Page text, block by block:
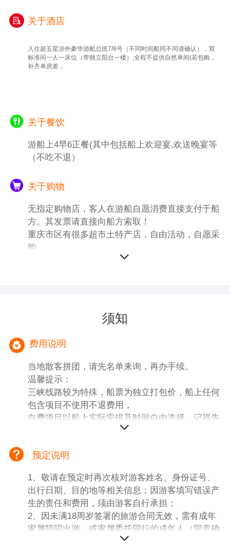
放碑沧白路，地处长江、嘉陵江两江交汇的滨
景观和城市人文景观于一体。以具有巴渝传统
建筑特色的“吊脚楼”风貌为主题，依山就势、
沿江而建....
(所有红岩景点周一闭馆，无法参观，自动改
1、重庆大礼堂如果遇到政府性活动 不能进去
参观,不退任何费用！
实际情况调整景点游览顺序，重庆市内游为赠
然因素造成无法游览或自愿放弃，不退任何费
用！
3、重庆市区很多当地特产超市，客人自行就
近选择安排，量力而行，保管好自已的财物，
关于酒店
入住超五星涉外豪华游船总统7/8号（不同时间船同不同请确认），双
标准间一人一床位（带独立阳台一楼）;全程不提供自然单间(若包舱，
补齐单房差，
关于餐饮
游船上4早6正餐(其中包括船上欢迎宴,欢送晚宴等
（不吃不退）
关于购物
无指定购物店， 客人在游船自愿消费直接支付于船
方。其发票请直接向船方索取！
重庆市区有很多超市土特产店，自由活动，自愿采
购。
须知
费用说明
当地散客拼团，请先名单来询，再办手续。
温馨提示：
三峡线路较为特殊，船票为独立打包价，船上任何
包含项目不使用不退费用，
自费项目以船上实际安排及时间自由选择，记得先
签字再付款，索取相应发票。
航班延误取消火车晚点、或个人原因等等情况，船
一、【团费包含内容】
1、大交通：宁波宜昌动车 ，重庆宁波二等座（火
车票电脑随机出票，不保证铺位，座位）；
2、导游：地接导游服务（岸上当地导游服务，不
足6人司机服务(游船上为统一的专职船陪导
预定说明
1、敬请在预定时再次核对游客姓名、身份证号、
出行日期、目的地等相关信息；因游客填写错误产
生的责任和费用，须由游客自行承担；
2、因未满18周岁签署的旅游合同无效，需有成年
家属陪同出游，或家属委托同行的成年人（同意确